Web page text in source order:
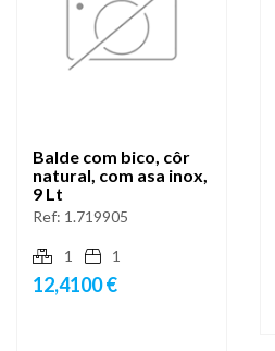
Balde com bico, côr
natural, com asa inox,
9 Lt
Ref: 1.719905
1 1
12,4100 €